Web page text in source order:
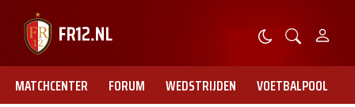
MATCHCENTER FORUM WEDSTRIJDEN VOETBALPOOL